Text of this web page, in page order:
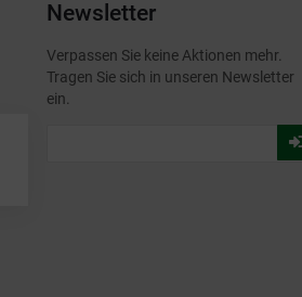
Newsletter
Verpassen Sie keine Aktionen mehr.
Tragen Sie sich in unseren Newsletter
ein.